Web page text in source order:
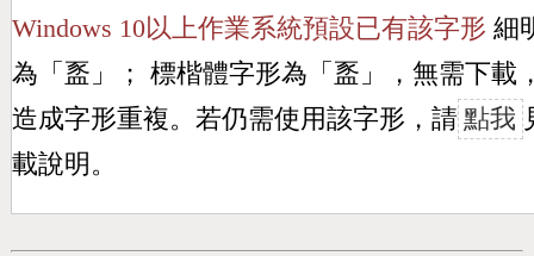
Windows 10以上作業系統預設已有該字形 細
為「 䀃 」； 標楷體字形為「 䀃 」，無需下載
造成字形重複。若仍需使用該字形，請 點我
載說明。